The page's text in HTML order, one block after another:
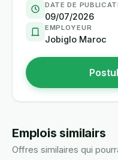
DATE DE
09/07/2026
EMPLOYEUR
Jobiglo Maroc
Emplois similairs
Offres similaires qui